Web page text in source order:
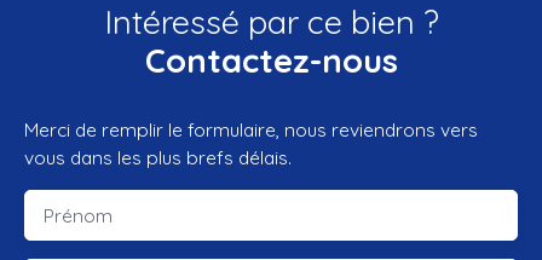
Intéressé par ce bien ?
Contactez-nous
Merci de remplir le formulaire, nous reviendrons vers
vous dans les plus brefs délais.
Prénom